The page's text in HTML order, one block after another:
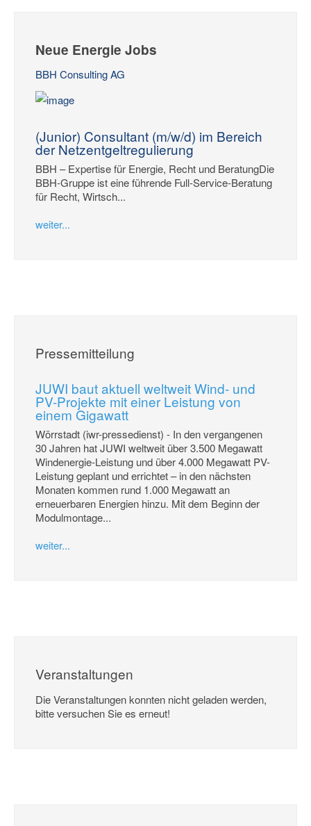
Neue Energie Jobs
BBH Consulting AG
(Junior) Consultant (m/w/d) im Bereich
der Netzentgeltregulierung
BBH – Expertise für Energie, Recht und BeratungDie
BBH-Gruppe ist eine führende Full-Service-Beratung
für Recht, Wirtsch...
weiter...
Pressemitteilung
JUWI baut aktuell weltweit Wind- und
PV-Projekte mit einer Leistung von
einem Gigawatt
Wörrstadt (iwr-pressedienst) - In den vergangenen
30 Jahren hat JUWI weltweit über 3.500 Megawatt
Windenergie-Leistung und über 4.000 Megawatt PV-
Leistung geplant und errichtet – in den nächsten
Monaten kommen rund 1.000 Megawatt an
erneuerbaren Energien hinzu. Mit dem Beginn der
Modulmontage...
weiter...
Veranstaltungen
Die Veranstaltungen konnten nicht geladen werden,
bitte versuchen Sie es erneut!